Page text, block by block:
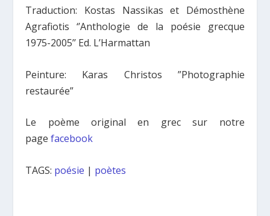
Traduction: Kostas Nassikas et Démosthène
Agrafiotis ‘’Anthologie de la poésie grecque
1975-2005’’ Ed. L’Harmattan
Peinture: Karas Christos ”Photographie
restaurée”
Le poème original en grec sur notre
pagefacebook
TAGS: poésie | poètes